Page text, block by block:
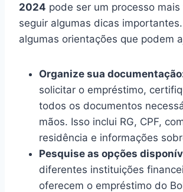
2024 pode ser um processo
seguir algumas dicas
algumas orientações que podem
Organize sua
solicitar o empréstimo,
todos os documentos
mãos. Isso inclui RG, CPF,
residência e informações
Pesquise as opções
diferentes instituições
oferecem o empréstimo do